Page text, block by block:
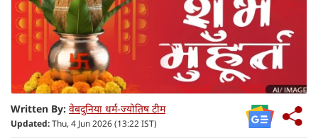
Written By: वेबदुनिया धर्म-ज्योतिष टीम
Updated:Thu, 4 Jun 2026 (13:22 IST)